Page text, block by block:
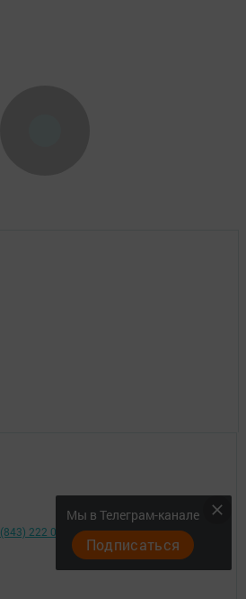
Мы в Телеграм-канале
Подписаться
(843) 222 09 84